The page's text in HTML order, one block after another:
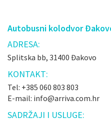
Autobusni kolodvor
ADRESA:
Splitska bb, 31400 Đakovo
KONTAKT:
Tel: +385 060 803 803
E-mail: info@arriva.com.hr
SADRŽAJI I USLUGE: